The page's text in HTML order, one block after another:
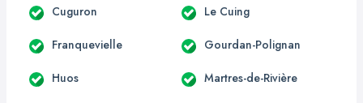
Cuguron Le Cuing
Franquevielle Gourdan-Polignan
Huos Martres-de-Rivière